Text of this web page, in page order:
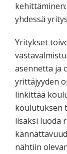
yhdessä
Yritykset
asennetta ja
yrittäjyyden
linkittää
koulutuksen
lisäksi luoda
nähtiin